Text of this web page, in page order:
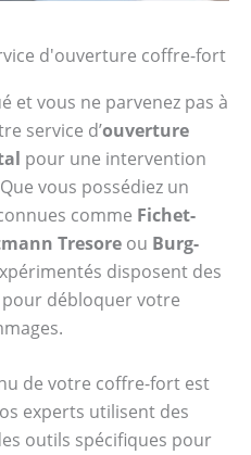
d'ouverture coffre-fort
et vous ne parvenez pas à
service d’ouverture
pour une intervention
vous possédiez un
comme Fichet-
Tresore ou Burg-
disposent des
débloquer votre
de votre coffre-fort est
experts utilisent des
outils spécifiques pour